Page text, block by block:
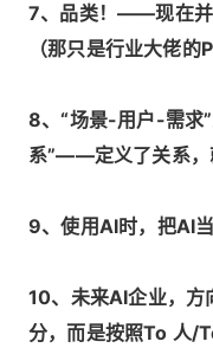
7、品类！——现在并
（那只是行业大佬的
8、“场景-用户-需求
系”——定义了关系，
9、使用AI时，把AI
10、未来AI企业，方
分，而是按照To 人/